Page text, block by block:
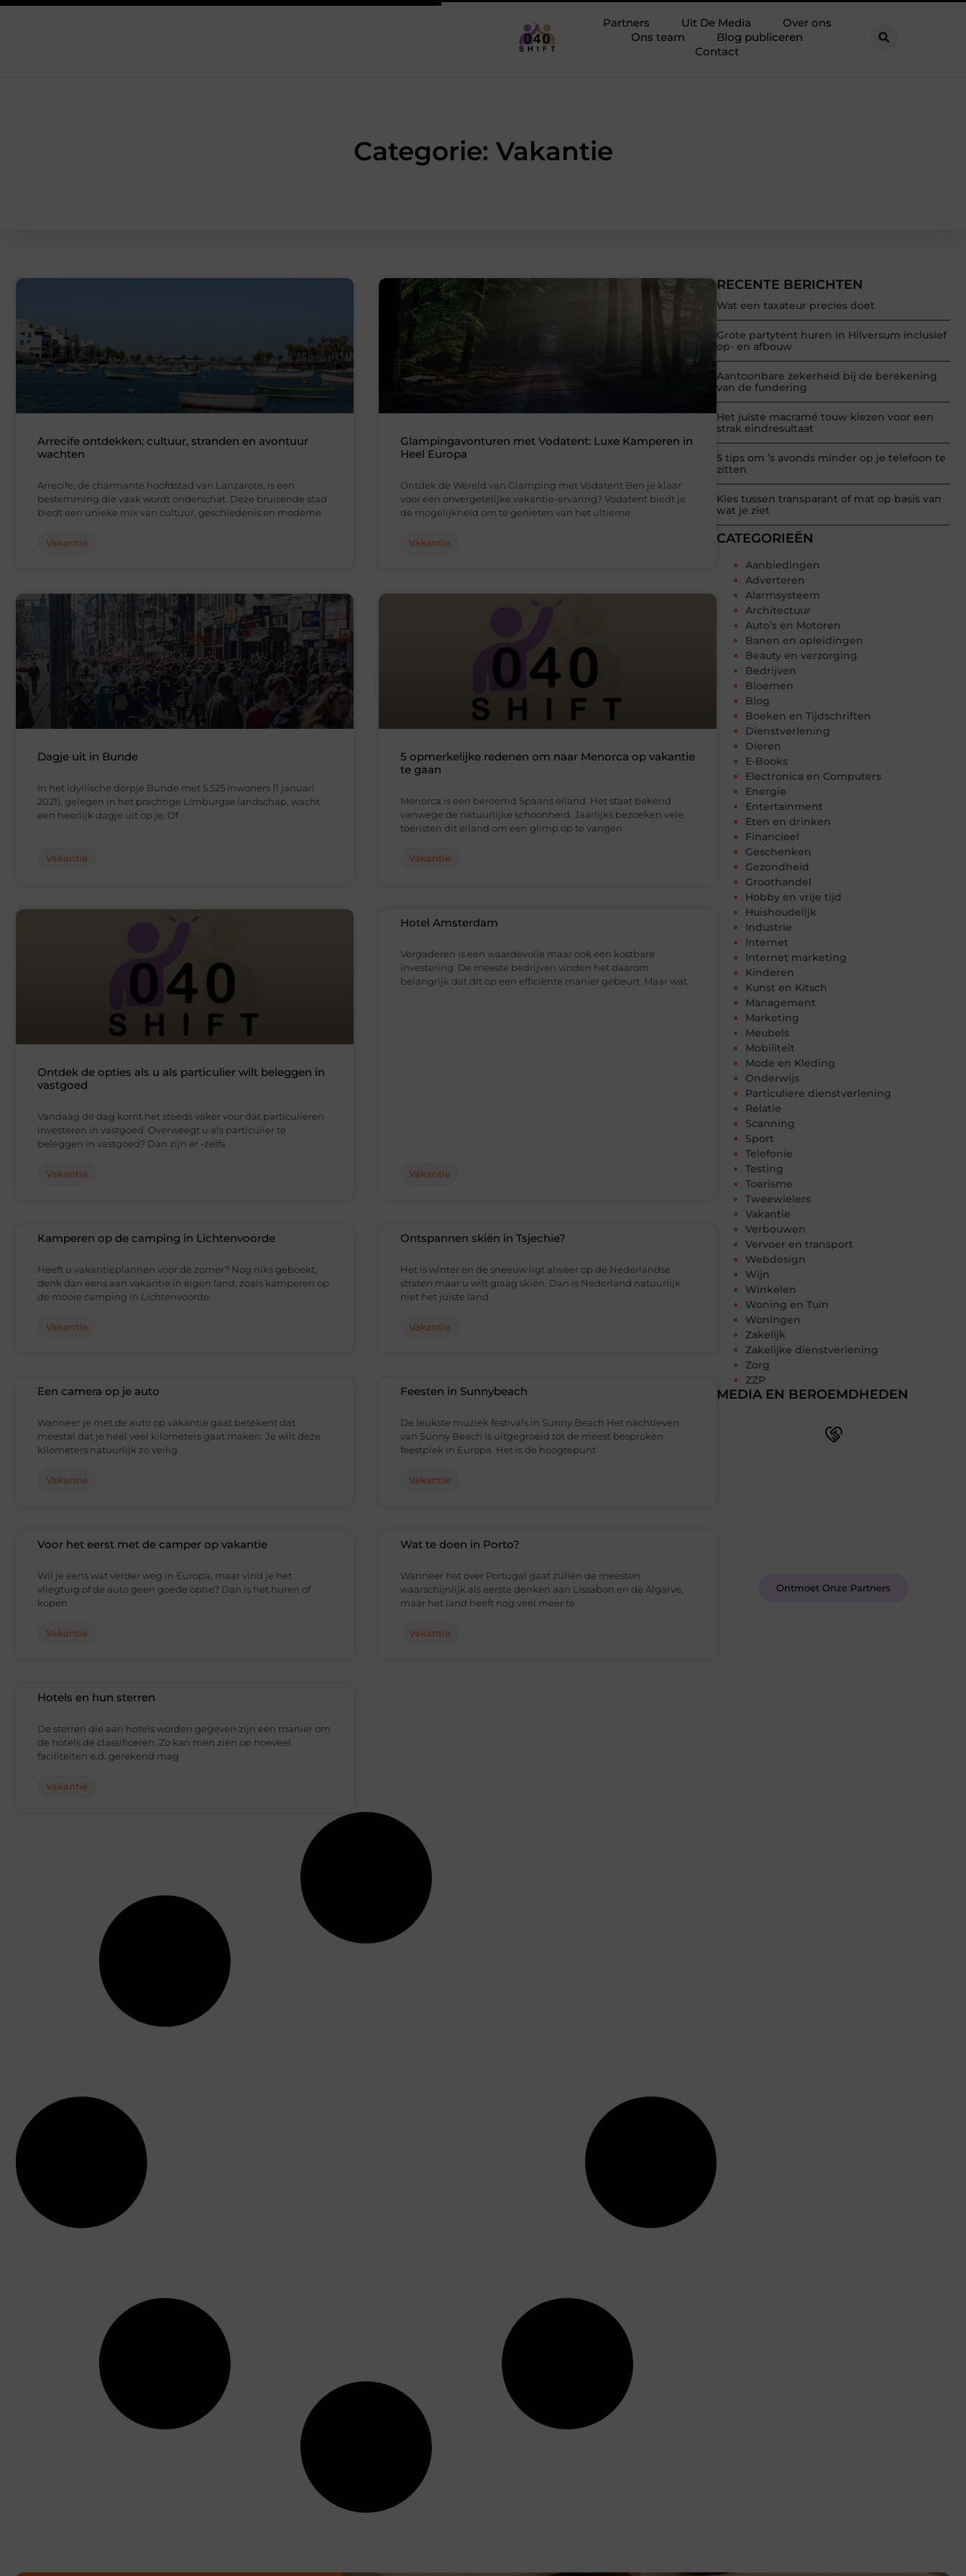
Partners Uit De Media
Over ons
Ons team
Blog publiceren
Contact
Categorie: Vakantie
RECENTE BERICHTEN
Wat een taxateur precies doet
Grote partytent huren in Hilversum inclusief
op- en afbouw
Aantoonbare zekerheid bij de berekening
van de fundering
Het juiste macramé touw kiezen voor een
strak eindresultaat
5 tips om ’s avonds minder op je telefoon te
zitten
Kies tussen transparant of mat op basis van
wat je ziet
CATEGORIEËN
Aanbiedingen
Adverteren
Alarmsysteem
Architectuur
Auto’s en Motoren
Banen en opleidingen
Beauty en verzorging
Bedrijven
Bloemen
Blog
Boeken en Tijdschriften
Dienstverlening
Dieren
E-Books
Electronica en Computers
Energie
Entertainment
Eten en drinken
Financieel
Geschenken
Gezondheid
Groothandel
Hobby en vrije tijd
Huishoudelijk
Industrie
Internet
Internet marketing
Kinderen
Kunst en Kitsch
Management
Marketing
Meubels
Mobiliteit
Mode en Kleding
Onderwijs
Particuliere dienstverlening
Relatie
Scanning
Sport
Telefonie
Testing
Toerisme
Tweewielers
Vakantie
Verbouwen
Vervoer en transport
Webdesign
Wijn
Winkelen
Woning en Tuin
Woningen
Zakelijk
Zakelijke dienstverlening
Zorg
ZZP
MEDIA EN BEROEMDHEDEN
Ontmoet Onze Partners
Arrecife ontdekken: cultuur, stranden en avontuur
wachten
Arrecife, de charmante hoofdstad van Lanzarote, is een
bestemming die vaak wordt onderschat. Deze bruisende stad
biedt een unieke mix van cultuur, geschiedenis en moderne
Vakantie
Glampingavonturen met Vodatent: Luxe Kamperen in
Heel Europa
Ontdek de Wereld van Glamping met Vodatent Ben je klaar
voor een onvergetelijke vakantie-ervaring? Vodatent biedt je
de mogelijkheid om te genieten van het ultieme
Vakantie
Dagje uit in Bunde
In het idyllische dorpje Bunde met 5.525 inwoners (1 januari
2021), gelegen in het prachtige Limburgse landschap, wacht
een heerlijk dagje uit op je. Of
Vakantie
5 opmerkelijke redenen om naar Menorca op vakantie
te gaan
Menorca is een beroemd Spaans eiland. Het staat bekend
vanwege de natuurlijke schoonheid. Jaarlijks bezoeken vele
toeristen dit eiland om een glimp op te vangen
Vakantie
Ontdek de opties als u als particulier wilt beleggen in
vastgoed
Vandaag de dag komt het steeds vaker voor dat particulieren
investeren in vastgoed. Overweegt u als particulier te
beleggen in vastgoed? Dan zijn er -zelfs
Vakantie
Hotel Amsterdam
Vergaderen is een waardevolle maar ook een kostbare
investering. De meeste bedrijven vinden het daarom
belangrijk dat dit op een efficiënte manier gebeurt. Maar wat
Vakantie
Kamperen op de camping in Lichtenvoorde
Heeft u vakantieplannen voor de zomer? Nog niks geboekt,
denk dan eens aan vakantie in eigen land, zoals kamperen op
de mooie camping in Lichtenvoorde.
Vakantie
Ontspannen skiën in Tsjechie?
Het is winter en de sneeuw ligt alweer op de Nederlandse
straten maar u wilt graag skiën. Dan is Nederland natuurlijk
niet het juiste land
Vakantie
Een camera op je auto
Wanneer je met de auto op vakantie gaat betekent dat
meestal dat je heel veel kilometers gaat maken. Je wilt deze
kilometers natuurlijk zo veilig
Vakantie
Feesten in Sunnybeach
De leukste muziek festivals in Sunny Beach Het nachtleven
van Sunny Beach is uitgegroeid tot de meest besproken
feestplek in Europa. Het is de hoogtepunt
Vakantie
Voor het eerst met de camper op vakantie
Wil je eens wat verder weg in Europa, maar vind je het
vliegtuig of de auto geen goede optie? Dan is het huren of
kopen
Vakantie
Wat te doen in Porto?
Wanneer het over Portugal gaat zullen de meesten
waarschijnlijk als eerste denken aan Lissabon en de Algarve,
maar het land heeft nog veel meer te
Vakantie
Hotels en hun sterren
De sterren die aan hotels worden gegeven zijn een manier om
de hotels de classificeren. Zo kan men zien op hoeveel
faciliteiten e.d. gerekend mag
Vakantie